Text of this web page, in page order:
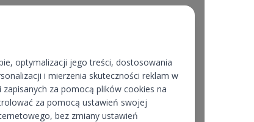
optymalizacji jego treści, dostosowania
i mierzenia skuteczności reklam w
za pomocą plików cookies na
za pomocą ustawień swojej
bez zmiany ustawień